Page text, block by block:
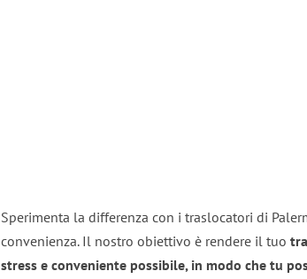
Sperimenta la differenza con i traslocatori di
convenienza. Il nostro obiettivo è rendere il tuo
stress e conveniente possibile, in modo che tu